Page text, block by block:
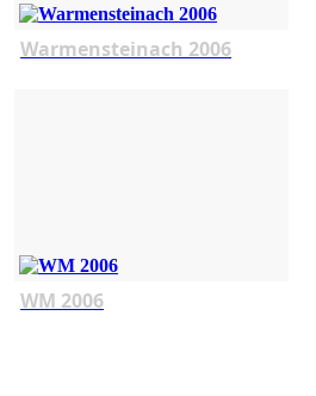
Warmensteinach 2006
WM 2006